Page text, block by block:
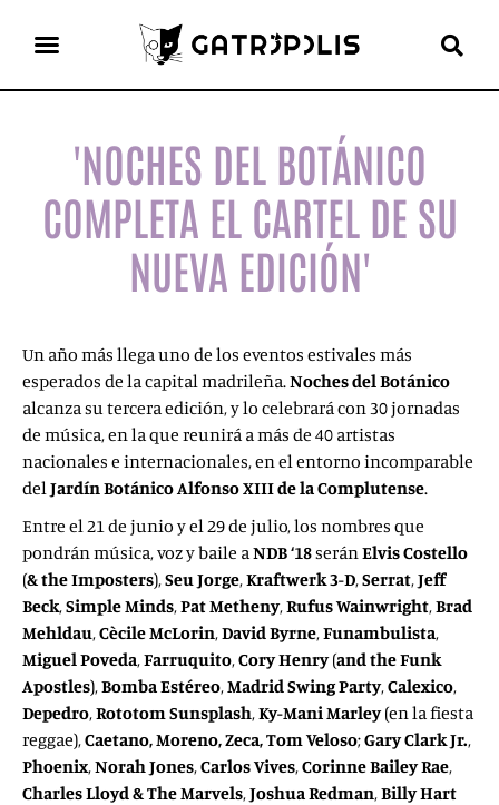
'NOCHES DEL BOTÁNICO
COMPLETA EL CARTEL DE SU
NUEVA EDICIÓN'
Un año más llega uno de los eventos estivales más
esperados de la capital madrileña.Noches del Botánico
alcanza su tercera edición, y lo celebrará con 30 jornadas
de música, en la que reunirá a más de 40 artistas
nacionales e internacionales, en el entorno incomparable
delJardín Botánico Alfonso XIII de la Complutense.
Entre el 21 de junio y el 29 de julio, los nombres que
pondrán música, voz y baile aNDB ‘18seránElvis Costello
(& the Imposters),Seu Jorge,Kraftwerk 3-D,Serrat,Jeff
Beck,Simple Minds,Pat Metheny,Rufus Wainwright,Brad
Mehldau,Cècile McLorin,David Byrne,Funambulista,
Miguel Poveda,Farruquito,Cory Henry(and the Funk
Apostles),Bomba Estéreo,Madrid Swing Party,Calexico,
Depedro,Rototom Sunsplash,Ky-Mani Marley(en la fiesta
reggae),Caetano, Moreno, Zeca, Tom Veloso;Gary Clark Jr.,
Phoenix,Norah Jones,Carlos Vives,Corinne Bailey Rae,
Charles Lloyd & The Marvels,Joshua Redman,Billy Hart